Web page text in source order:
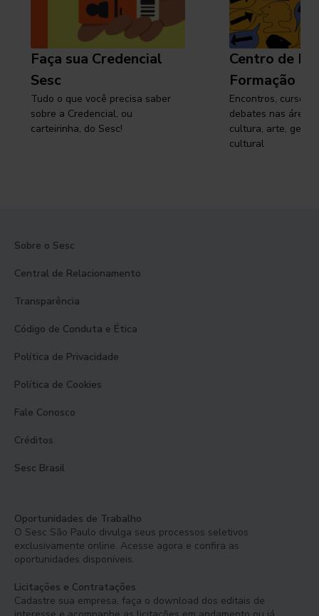
Faça sua Credencial
Sesc
Tudo o que você precisa saber
sobre a Credencial, ou
carteirinha, do Sesc!
Centro de
Formação
Encontros, cursos,
debates nas áreas
cultura, arte,
cultural
Sobre o Sesc
Central de Relacionamento
Transparência
Código de Conduta e Ética
Política de Privacidade
Política de Cookies
Fale Conosco
Créditos
Sesc Brasil
Oportunidades de Trabalho
O Sesc São Paulo divulga seus processos seletivos
exclusivamente online. Acesse agora e confira as
oportunidades disponíveis.
Licitações e Contratações
Cadastre sua empresa, faça o download dos editais de